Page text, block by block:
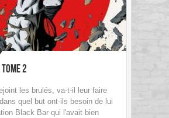
2
les brulés, va-t-il leur faire
quel but ont-ils besoin de lui
Black Bar qui l'avait bien